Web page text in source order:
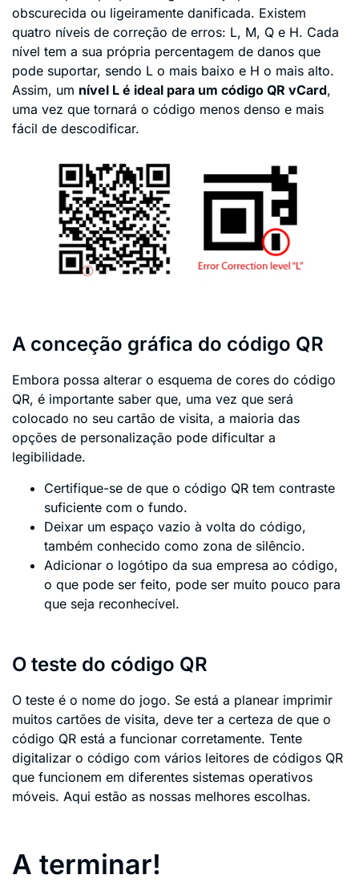
obscurecida ou ligeiramente danificada. Existem
quatro níveis de correção de erros: L, M, Q e H. Cada
nível tem a sua própria percentagem de danos que
pode suportar, sendo L o mais baixo e H o mais alto.
Assim, um nível L é ideal para um código QR vCard,
uma vez que tornará o código menos denso e mais
fácil de descodificar.
A conceção gráfica do código QR
Embora possa alterar o esquema de cores do código
QR, é importante saber que, uma vez que será
colocado no seu cartão de visita, a maioria das
opções de personalização pode dificultar a
legibilidade.
Certifique-se de que o código QR tem contraste
suficiente com o fundo.
Deixar um espaço vazio à volta do código,
também conhecido como zona de silêncio.
Adicionar o logótipo da sua empresa ao código,
o que pode ser feito, pode ser muito pouco para
que seja reconhecível.
O teste do código QR
O teste é o nome do jogo. Se está a planear imprimir
muitos cartões de visita, deve ter a certeza de que o
código QR está a funcionar corretamente. Tente
digitalizar o código com vários leitores de códigos QR
que funcionem em diferentes sistemas operativos
móveis. Aqui estão as nossas melhores escolhas.
A terminar!